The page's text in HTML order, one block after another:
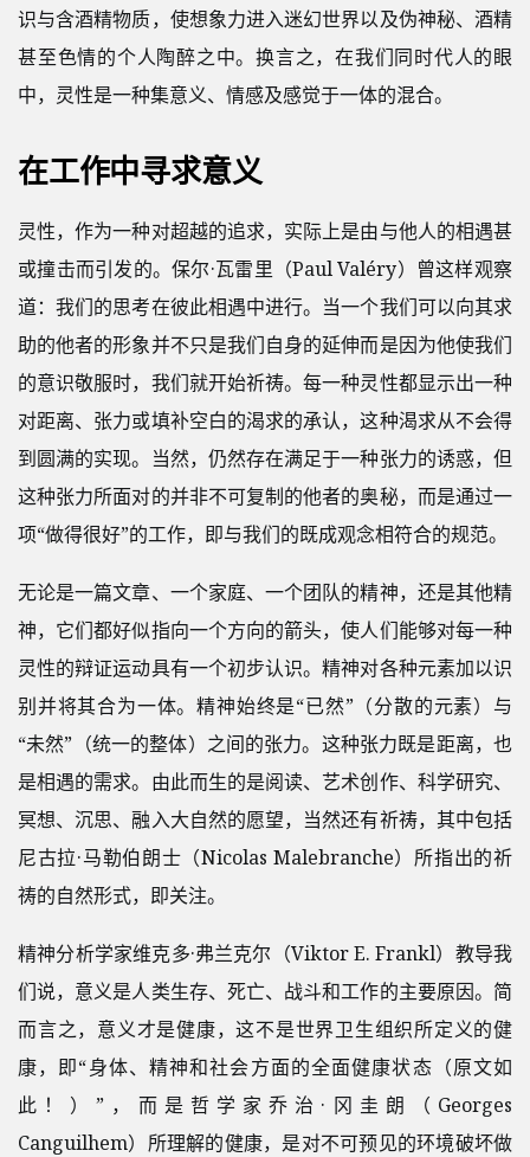
识与含酒精物质，使想象力进入迷幻世界以及伪神秘、酒精
甚至色情的个人陶醉之中。换言之，在我们同时代人的眼
中，灵性是一种集意义、情感及感觉于一体的混合。
在工作中寻求意义
灵性，作为一种对超越的追求，实际上是由与他人的相遇甚
或撞击而引发的。保尔·瓦雷里（Paul Valéry）曾这样观察
道：我们的思考在彼此相遇中进行。当一个我们可以向其求
助的他者的形象并不只是我们自身的延伸而是因为他使我们
的意识敬服时，我们就开始祈祷。每一种灵性都显示出一种
对距离、张力或填补空白的渴求的承认，这种渴求从不会得
到圆满的实现。当然，仍然存在满足于一种张力的诱惑，但
这种张力所面对的并非不可复制的他者的奥秘，而是通过一
项“做得很好”的工作，即与我们的既成观念相符合的规范。
无论是一篇文章、一个家庭、一个团队的精神，还是其他精
神，它们都好似指向一个方向的箭头，使人们能够对每一种
灵性的辩证运动具有一个初步认识。精神对各种元素加以识
别并将其合为一体。精神始终是“已然”（分散的元素）与
“未然”（统一的整体）之间的张力。这种张力既是距离，也
是相遇的需求。由此而生的是阅读、艺术创作、科学研究、
冥想、沉思、融入大自然的愿望，当然还有祈祷，其中包括
尼古拉·马勒伯朗士（Nicolas Malebranche）所指出的祈
祷的自然形式，即关注。
精神分析学家维克多·弗兰克尔（Viktor E. Frankl）教导我
们说，意义是人类生存、死亡、战斗和工作的主要原因。简
而言之，意义才是健康，这不是世界卫生组织所定义的健
康，即“身体、精神和社会方面的全面健康状态（原文如
此！）”，而是哲学家乔治·冈圭朗（Georges
Canguilhem）所理解的健康，是对不可预见的环境破坏做